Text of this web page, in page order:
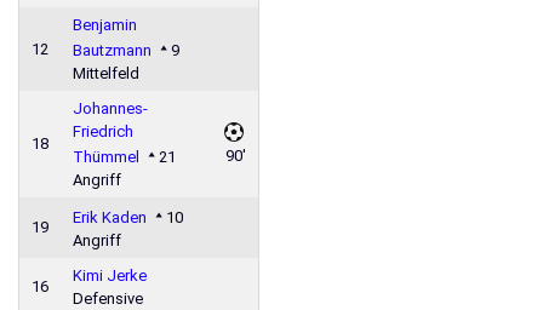
12
Benjamin
Bautzmann
9
Mittelfeld
18
Johannes-
Friedrich
Thümmel
21
Angriff
90'
19
Erik Kaden
10
Angriff
16
Kimi Jerke
Defensive